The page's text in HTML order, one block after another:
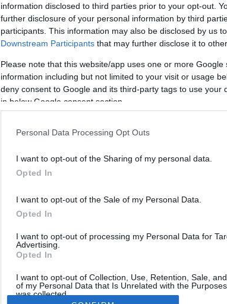
information disclosed to third parties prior to your opt-out.
further disclosure of your personal information by third
participants. This information may also be disclosed by us
Downstream Participants that may further disclose it to
Please note that this website/app uses one or more
information including but not limited to your visit or usage
deny consent to Google and its third-party tags to use your
in below Google consent section.
Personal Data Processing Opt Outs
I want to opt-out of the Sharing of my personal data.
Opted In
I want to opt-out of the Sale of my Personal Data.
Opted In
I want to opt-out of processing my Personal Data for
Advertising.
Opted In
I want to opt-out of Collection, Use, Retention, Sale,
of my Personal Data that Is Unrelated with the
was collected.